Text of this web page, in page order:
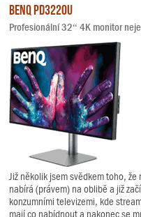
BenQ PD3220U
Profesionální 32“ 4K monitor
Již několik jsem svědkem toho,
nabírá (právem) na oblibě a již
konzumními televizemi, kde
mají co nabídnout a nakonec se